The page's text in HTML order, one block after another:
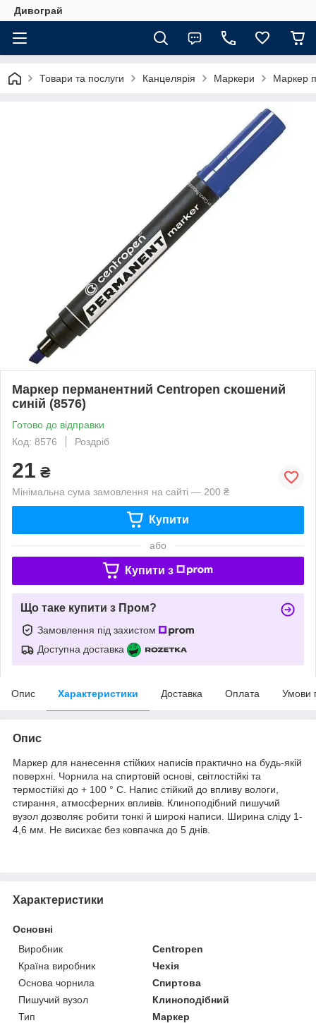
Дивограй
Товари та послуги Канцелярія Маркери Маркер
Маркер перманентний Centropen скошений
синій (8576)
Готово до відправки
Код: 8576
Роздріб
21 ₴
Мінімальна сума замовлення на сайті — 200 ₴
Купити
або
Купити з
Що таке купити з Пром?
Замовлення під захистом
Доступна доставка
Опис Характеристики Доставка Оплата Умови
Опис
Маркер для нанесення стійких написів практично на будь-якій
поверхні. Чорнила на спиртовій основі, світлостійкі та
термостійкі до + 100 ° С. Напис стійкий до впливу вологи,
стирання, атмосферних впливів. Клиноподібний пишучий
вузол дозволяє робити тонкі й широкі написи. Ширина сліду 1-
4,6 мм. Не висихає без ковпачка до 5 днів.
Характеристики
Основні
Виробник
Centropen
Країна виробник
Чехія
Основа чорнила
Спиртова
Пишучий вузол
Клиноподібний
Тип
Маркер